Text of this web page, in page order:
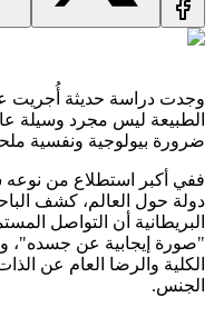
وجدت دراسة حديثة أُجريت
الطبيعة ليس مجرد وسيلة
ضرورة بيولوجية ونفسية
دولة حول العالم، كشف
البريطانية أن التواصل
"صورة إيجابية عن جسده"،
الكلية والرضا العام عن
الجنس.